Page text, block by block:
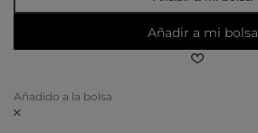
Añadir a mi bolsa
Añadido a la bolsa